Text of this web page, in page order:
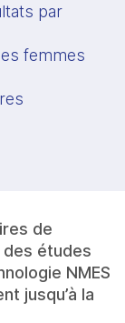
par
femmes
de
études
NMES
jusqu’à la